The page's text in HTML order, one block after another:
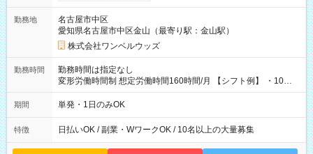
勤務地
名古屋市中区
愛知県名古屋市中区金山（最寄り駅：金山駅）
株式会社ワンベルウッズ
勤務時間
勤務時間は指定なし
変形労働時間制 想定労働時間160時間/月 【シフト例】 ・10：
00～20：00
期間 単発・1日のみOK
特徴 日払いOK / 副業・WワークOK / 10名以上の大量募集